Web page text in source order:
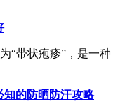
“带状疱疹”，是一种
知的防晒防汗攻略